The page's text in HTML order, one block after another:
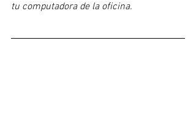
tu computadora de la oficina.